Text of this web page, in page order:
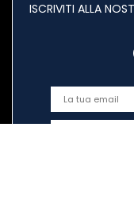
ISCRIVITI ALLA